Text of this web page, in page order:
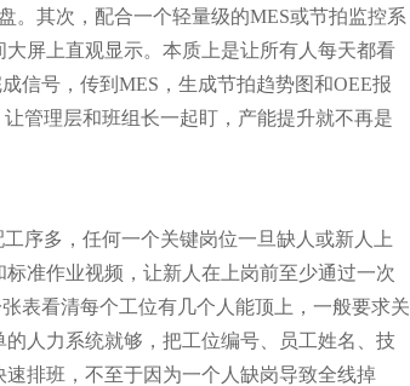
。其次，配合一个轻量级的MES或节拍监控系
屏上直观显示。本质上是让所有人每天都看
信号，传到MES，生成节拍趋势图和OEE报
管理层和班组长一起盯，产能提升就不再是
序多，任何一个关键岗位一旦缺人或新人上
准作业视频，让新人在上岗前至少通过一次
表看清每个工位有几个人能顶上，一般要求关
人力系统就够，把工位编号、员工姓名、技
排班，不至于因为一个人缺岗导致全线掉